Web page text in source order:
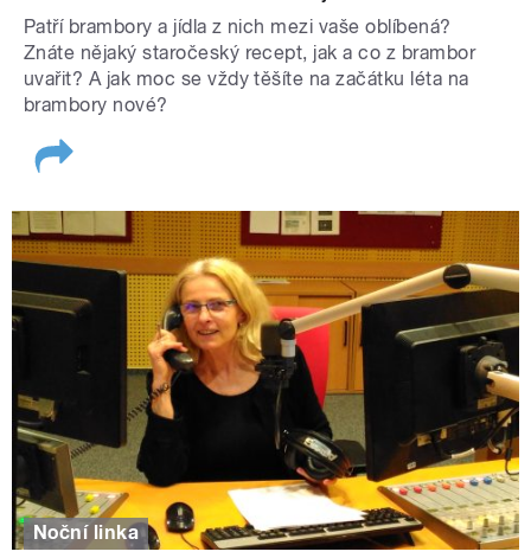
Patří brambory a jídla z nich mezi vaše oblíbená?
Znáte nějaký staročeský recept, jak a co z brambor
uvařit? A jak moc se vždy těšíte na začátku léta na
brambory nové?
Noční linka